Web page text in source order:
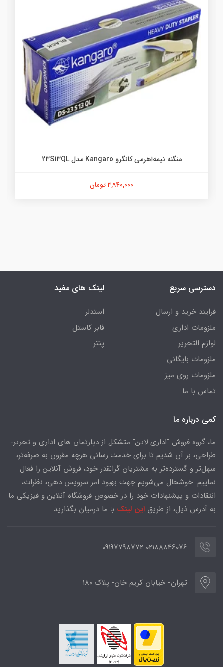
منگنه نیمه‌اهرمی کانگرو Kangaro مدل 23S13QL
3,940,000 تومان
دسترسی سریع
فرایند خرید و ارسال
ملزومات اداری
لوازم التحریر
ملزومات بایگانی
ملزومات روی میز
تماس با ما
لینک های مفید
استدلر
فابر کاستل
پنتر
کمی درباره ما
ما، گروه فروش "اداری لاین" متشکل از دپارتمان های اداری و تحریر-
طراحی، بر آن شدیم تا برای خدمت رسانی هرچه مقرون به صرفه‌تر،
سهل‌تر و گسترده‌تر به مشتریان گرانقدر خود، فروش آنلاین را فعال
نماییم. خوشحال می‌شویم جهت بهبود امر سرویس دهی، نظرات،
انتقادات و پیشنهادات خود را در خصوص فروشگاه آنلاین و فیزیکی ما
به آدرس ذیل، از طریق این لینک با ما درمیان بگذارید.
02188846076 09197798772
تهران- خیابان کریم خان- پلاک ۱۸۰